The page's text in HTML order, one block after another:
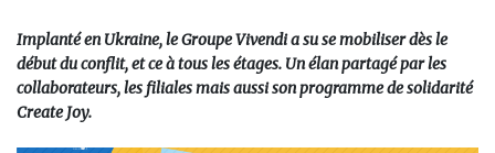
Implanté en Ukraine, le Groupe Vivendi a su se mobiliser dès le
début du conflit, et ce à tous les étages. Un élan partagé par les
collaborateurs, les filiales mais aussi son programme de solidarité
Create Joy.